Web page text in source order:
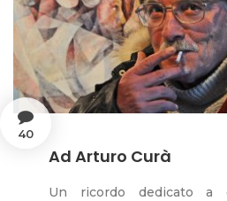
40
Ad Arturo Curà
Un ricordo dedicato a